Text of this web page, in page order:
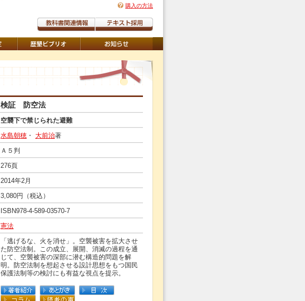
購入の方法
検証 防空法
空襲下で禁じられた避難
水島朝穂 ・ 大前治著
Ａ５判
276頁
2014年2月
3,080円（税込）
ISBN978-4-589-03570-7
憲法
「逃げるな、火を消せ」。空襲被害を拡大させ
た防空法制。この成立、展開、消滅の過程を通
じて、空襲被害の深部に潜む構造的問題を解
明。防空法制を想起させる設計思想をもつ国民
保護法制等の検討にも有益な視点を提示。